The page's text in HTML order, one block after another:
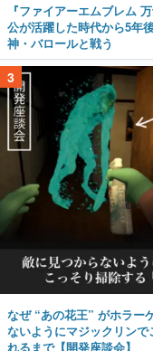
『ファイアーエムブレム
公が活躍した時代から5年
神・バロールと戦う
3
なぜ “あの花王” がホラー
ないようにマジックリン
れるまで【開発座談会】